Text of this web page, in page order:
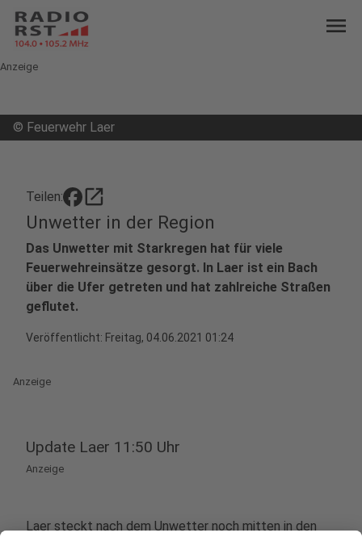
menu
Anzeige
© Feuerwehr Laer
Teilen: open_in_new
Unwetter in der Region
Das Unwetter mit Starkregen hat für viele
Feuerwehreinsätze gesorgt. In Laer ist ein Bach
über die Ufer getreten und hat zahlreiche Straßen
geflutet.
Veröffentlicht: Freitag, 04.06.2021 01:24
Anzeige
Update Laer 11:50 Uhr
Anzeige
Laer steckt nach dem Unwetter noch mitten in den